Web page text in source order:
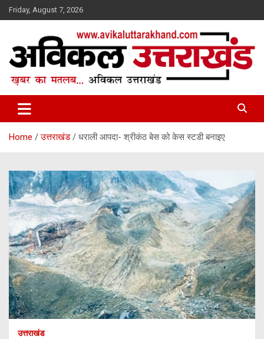
Skip
to
Friday, August 7, 2026
Avikal Uttarakhand
Home उत्तराखंड धराली आपदा- श्रीकंठ बेस को केस स्टडी बनाइए
उत्तराखंड